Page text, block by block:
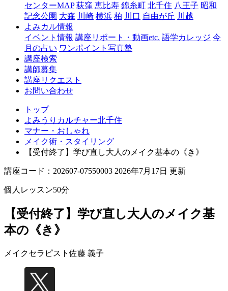
千
センターMAP 荻窪 恵比寿 錦糸町 北千住 八王子 昭和
記念公園 大森 川崎 横浜 柏 川口 自由が丘 川越
よみカル情報
イベント情報 講座リポート・動画etc. 語学カレッジ 今
月の占い ワンポイント写真塾
講座検索
講師募集
講座リクエスト
お問い合わせ
トップ
よみうりカルチャー北千住
マナー・おしゃれ
メイク術・スタイリング
【受付終了】学び直し大人のメイク基本の《き》
講座コード：202607-07550003 2026年7月17日 更新
個人レッスン50分
【受付終了】学び直し大人のメイク基
本の《き》
メイクセラピスト佐藤 義子